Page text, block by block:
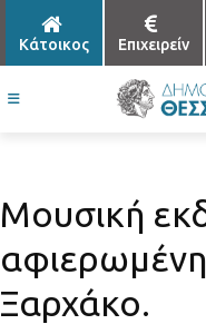
Κάτοικος Επιχειρείν
Mουσική
Ξαρχάκο.